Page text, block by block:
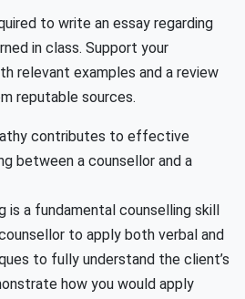
to write an essay regarding
in class. Support your
relevant examples and a review
reputable sources.
contributes to effective
between a counsellor and a
is a fundamental counselling skill
to apply both verbal and
to fully understand the client’s
how you would apply